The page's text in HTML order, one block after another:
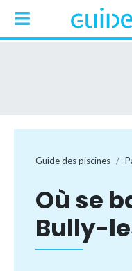
Guide des piscines
Où se
Bully-